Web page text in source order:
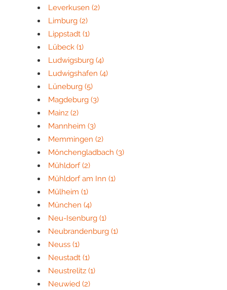
Leverkusen (2)
Limburg (2)
Lippstadt (1)
Lübeck (1)
Ludwigsburg (4)
Ludwigshafen (4)
Lüneburg (5)
Magdeburg (3)
Mainz (2)
Mannheim (3)
Memmingen (2)
Mönchengladbach (3)
Mühldorf(2)
Mühldorf am Inn (1)
Mülheim (1)
München (4)
Neu-Isenburg (1)
Neubrandenburg (1)
Neuss (1)
Neustadt (1)
Neustrelitz (1)
Neuwied (2)